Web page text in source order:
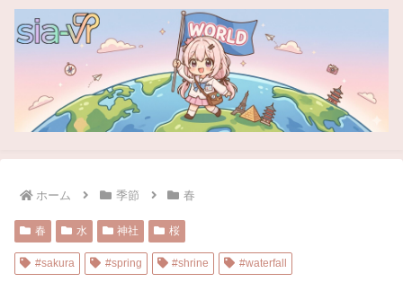
ホーム 季節 春
春 水 神社 桜
#sakura #spring #shrine #waterfall